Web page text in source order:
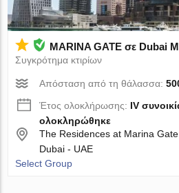
MARINA GATE σε Dubai
Συγκρότημα κτιρίων
Απόσταση από τη θάλασσα:
Έτος ολοκλήρωσης: IV
ολοκληρώθηκε
The Residences at Marina
Dubai - UAE
Select Group